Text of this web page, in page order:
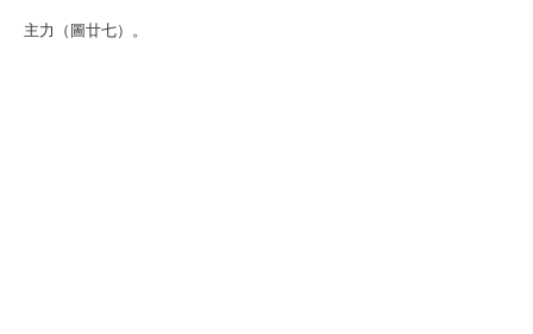
主力（圖廿七）。